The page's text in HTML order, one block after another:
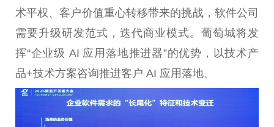
术平权、客户价值重心转移带来的挑战，软件公司
需要升级研发范式，迭代商业模式。葡萄城将发
挥“企业级 AI 应用落地推进器”的优势，以技术产
品+技术方案咨询推进客户 AI 应用落地。